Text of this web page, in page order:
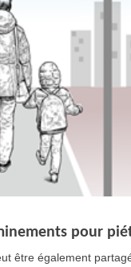
pour
être également